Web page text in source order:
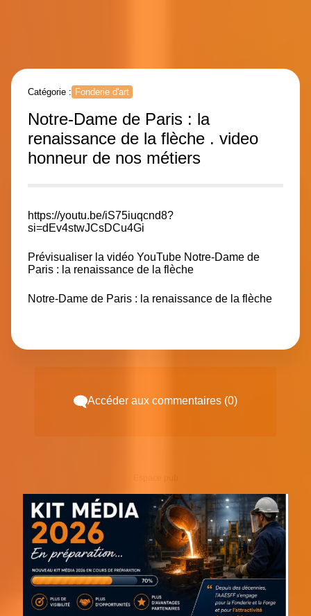
Catégorie : Fonderie d'art
Notre-Dame de Paris : la
renaissance de la flèche . video
honneur de nos métiers
https://youtu.be/iS75iuqcnd8?
si=dEv4stwJCsDCu4Gi
Prévisualiser la vidéo YouTube Notre-Dame de
Paris : la renaissance de la flèche
Notre-Dame de Paris : la renaissance de la flèche
Accéder aux commentaires (0)